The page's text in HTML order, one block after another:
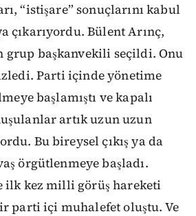
“istişare” sonuçlarını kabul
çıkarıyordu. Bülent Arınç,
grup başkanvekili seçildi. Onu
Parti içinde yönetime
başlamıştı ve kapalı
artık uzun uzun
Bu bireysel çıkış ya da
örgütlenmeye başladı.
ilk kez milli görüş hareketi
parti içi muhalefet oluştu. Ve